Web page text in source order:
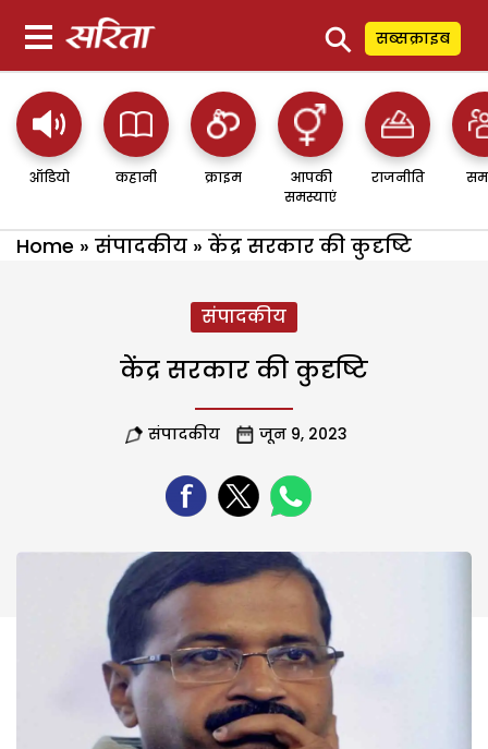
⚲ सब्सक्राइब
ऑडियो कहानी क्राइम
आपकी
समस्याएं
राजनीति
Home » संपादकीय » केंद्र सरकार की कुदृष्टि
संपादकीय
केंद्र सरकार की कुदृष्टि
संपादकीय जून 9, 2023